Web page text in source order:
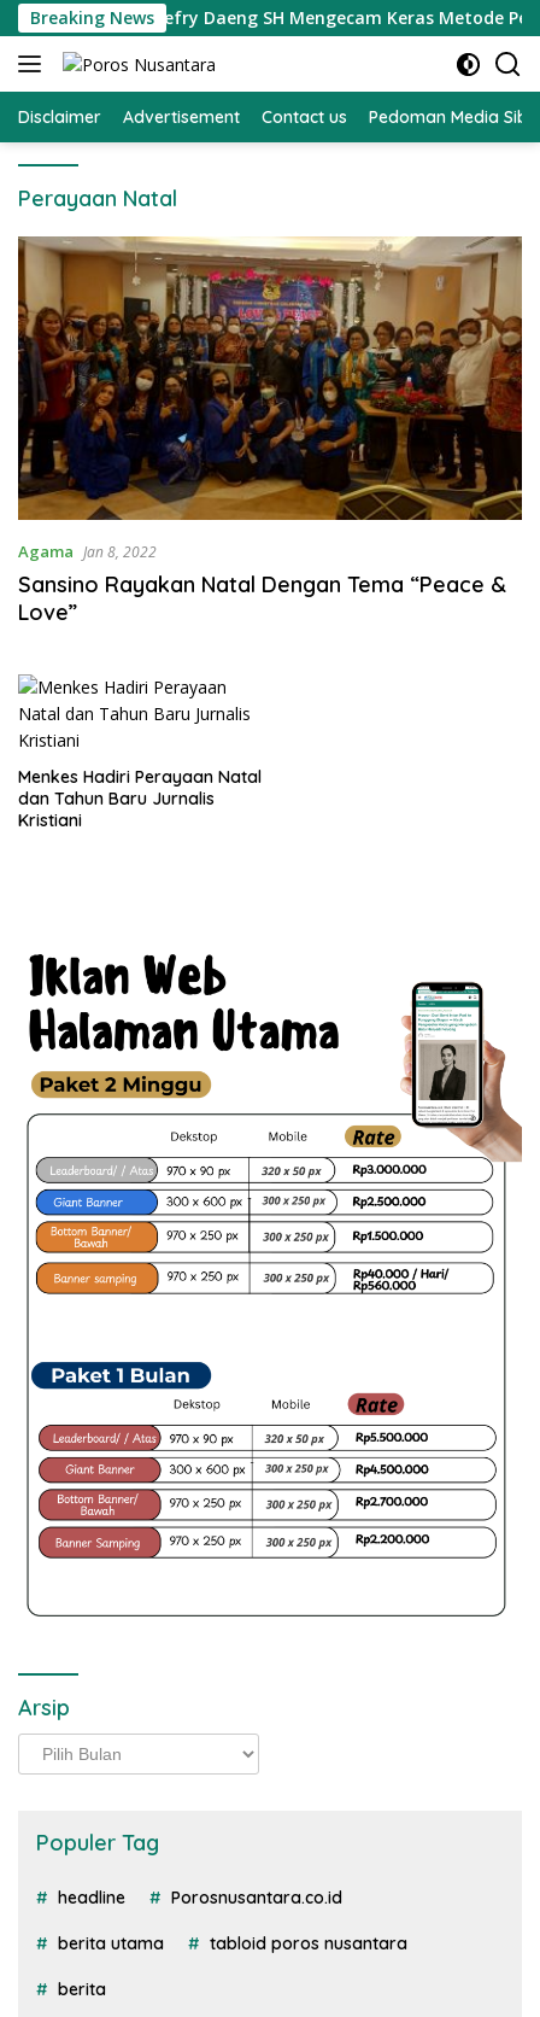
Langsung
ke
konten
Breaking News
Obi Selatan Jefry Daeng SH Mengecam Keras Metode
Disclaimer Advertisement Contact us Pedoman Media
Perayaan Natal
Agama Jan 8, 2022
Sansino Rayakan Natal Dengan Tema “Peace &
Love”
Menkes Hadiri Perayaan Natal
dan Tahun Baru Jurnalis
Kristiani
Arsip
Arsip
Populer Tag
headline Porosnusantara.co.id
berita utama tabloid poros nusantara
berita